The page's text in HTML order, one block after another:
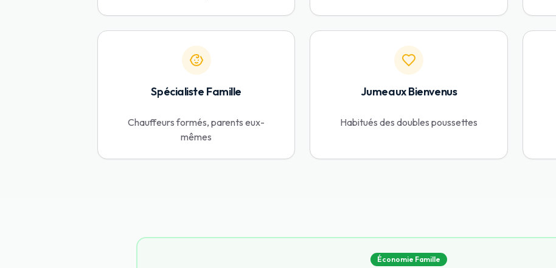
Spécialiste Famille
Chauffeurs formés, parents eux-
mêmes
Jumeaux Bienvenus
Habitués des doubles poussettes
Économie Famille